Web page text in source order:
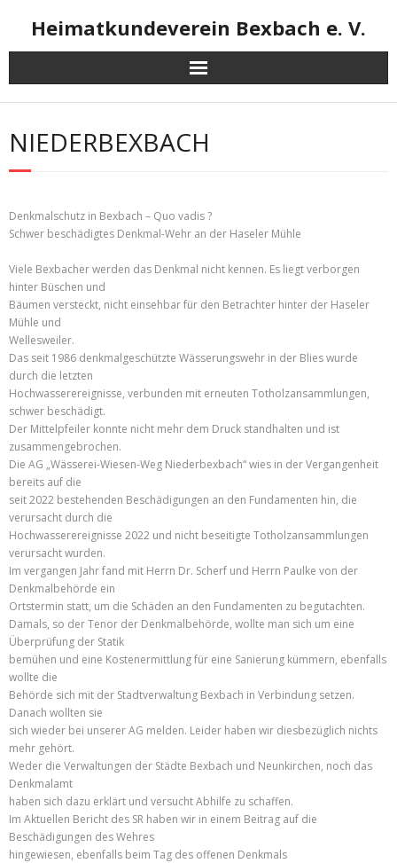
Heimatkundeverein Bexbach e. V.
NIEDERBEXBACH
Denkmalschutz in Bexbach – Quo vadis ?
Schwer beschädigtes Denkmal-Wehr an der Haseler Mühle
Viele Bexbacher werden das Denkmal nicht kennen. Es liegt verborgen
hinter Büschen und
Bäumen versteckt, nicht einsehbar für den Betrachter hinter der Haseler
Mühle und
Wellesweiler.
Das seit 1986 denkmalgeschützte Wässerungswehr in der Blies wurde
durch die letzten
Hochwasserereignisse, verbunden mit erneuten Totholzansammlungen,
schwer beschädigt.
Der Mittelpfeiler konnte nicht mehr dem Druck standhalten und ist
zusammengebrochen.
Die AG „Wässerei-Wiesen-Weg Niederbexbach“ wies in der Vergangenheit
bereits auf die
seit 2022 bestehenden Beschädigungen an den Fundamenten hin, die
verursacht durch die
Hochwasserereignisse 2022 und nicht beseitigte Totholzansammlungen
verursacht wurden.
Im vergangen Jahr fand mit Herrn Dr. Scherf und Herrn Paulke von der
Denkmalbehörde ein
Ortstermin statt, um die Schäden an den Fundamenten zu begutachten.
Damals, so der Tenor der Denkmalbehörde, wollte man sich um eine
Überprüfung der Statik
bemühen und eine Kostenermittlung für eine Sanierung kümmern, ebenfalls
wollte die
Behörde sich mit der Stadtverwaltung Bexbach in Verbindung setzen.
Danach wollten sie
sich wieder bei unserer AG melden. Leider haben wir diesbezüglich nichts
mehr gehört.
Weder die Verwaltungen der Städte Bexbach und Neunkirchen, noch das
Denkmalamt
haben sich dazu erklärt und versucht Abhilfe zu schaffen.
Im Aktuellen Bericht des SR haben wir in einem Beitrag auf die
Beschädigungen des Wehres
hingewiesen, ebenfalls beim Tag des offenen Denkmals